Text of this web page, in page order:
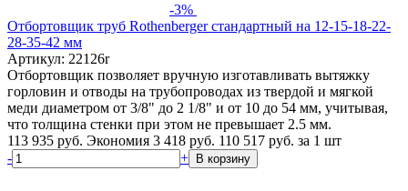
-3%
Отбортовщик труб Rothenberger стандартный на 12-15-18-22-
28-35-42 мм
Артикул: 22126r
Отбортовщик позволяет вручную изготавливать вытяжку
горловин и отводы на трубопроводах из твердой и мягкой
меди диаметром от 3/8" до 2 1/8" и от 10 до 54 мм, учитывая,
что толщина стенки при этом не превышает 2.5 мм.
113 935 руб. Экономия 3 418 руб. 110 517 руб. за 1 шт
-
+ В корзину